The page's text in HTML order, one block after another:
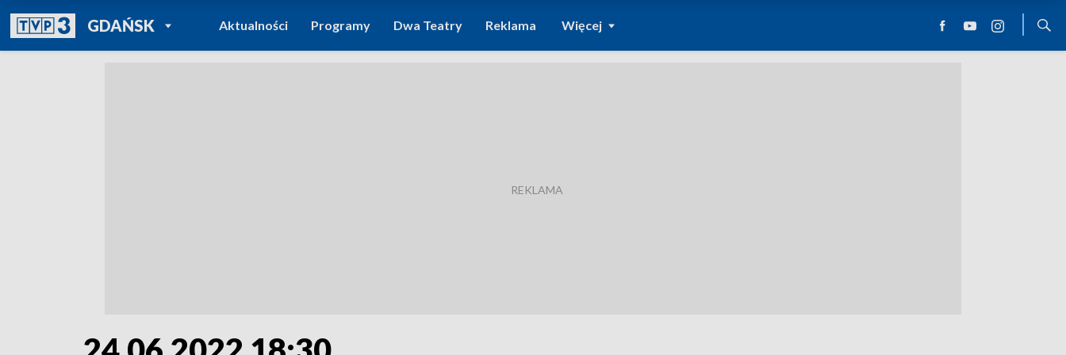
GDAŃSKPOWRÓT DO
TVP REGIONY
Aktualności Programy Dwa Teatry Reklama Więcej